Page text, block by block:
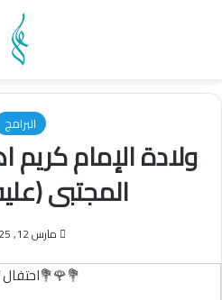
البرامج
ولادة الإمام
المجتبى
مارس 12, 2025